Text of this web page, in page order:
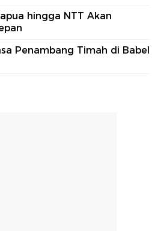
hingga NTT Akan
Penambang Timah di Babel